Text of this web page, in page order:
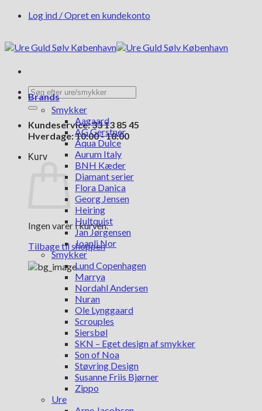
FortsætLog ind / Opret en kundekonto
Søg
efter:
Kundeservice: 33 13 85 45
Hverdage: 10:00 - 18:00
Kurv
Ingen varer i kurven.
Tilbage til shoppen
Brands
Smykker
Aagaard
AG Gerstner
Aqua Dulce
Aurum Italy
BNH Kæder
Diamant serier
Flora Danica
Georg Jensen
Heiring
Hultquist
Jan Jørgensen
Joanli Nor
Smykker
Lund Copenhagen
Marrya
Nordahl Andersen
Nuran
Ole Lynggaard
Scrouples
Siersbøl
SKN – Eget design af smykker
Son of Noa
Støvring Design
Susanne Friis Bjørner
Zippo
Ure